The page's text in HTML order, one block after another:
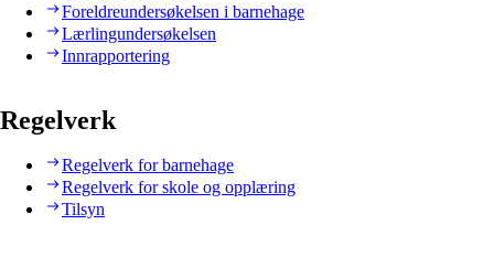
Foreldreundersøkelsen i barnehage
Lærlingundersøkelsen
Innrapportering
Regelverk
Regelverk for barnehage
Regelverk for skole og opplæring
Tilsyn